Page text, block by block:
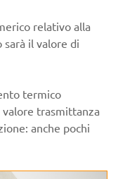
relativo alla
il valore di
termico
trasmittanza
anche pochi